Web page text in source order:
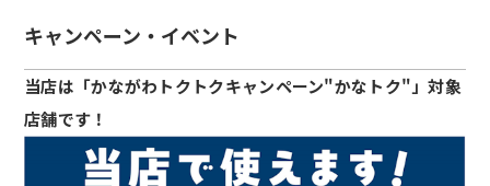
キャンペーン・イベント
当店は「かながわトクトクキャンペーン"かなトク"」対象
店舗です！